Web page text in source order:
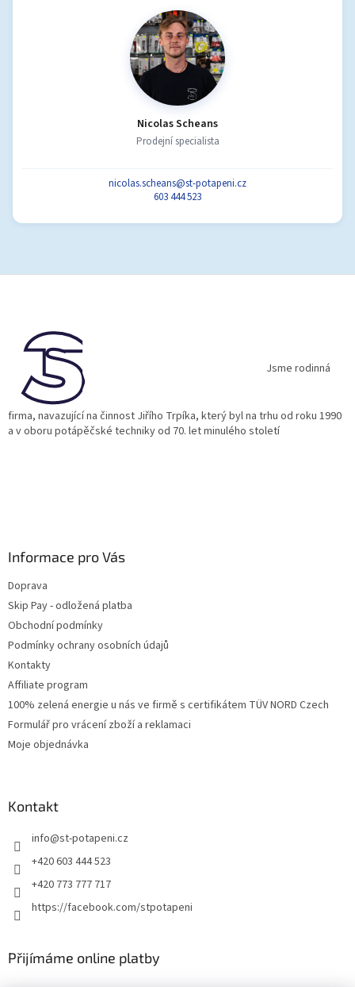
Nicolas Scheans
Prodejní specialista
nicolas.scheans@st-potapeni.cz
603 444 523
Jsme rodinná
firma, navazující na činnost Jiřího Trpíka, který byl na trhu od roku 1990
a v oboru potápěčské techniky od 70. let minulého století
Informace pro Vás
Doprava
Skip Pay - odložená platba
Obchodní podmínky
Podmínky ochrany osobních údajů
Kontakty
Affiliate program
100% zelená energie u nás ve firmě s certifikátem TÜV NORD Czech
Formulář pro vrácení zboží a reklamaci
Moje objednávka
Kontakt
info@st-potapeni.cz
+420 603 444 523
+420 773 777 717
https://facebook.com/stpotapeni
Přijímáme online platby